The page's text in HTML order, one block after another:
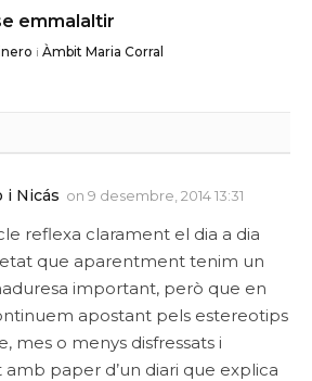
emmalaltir
i Àmbit Maria Corral
i Nicás on 9 desembre, 2014 13:31
reflexa clarament el dia a dia
que aparentment tenim un
important, però que en
apostant pels estereotips
mes o menys disfressats i
paper d’un diari que explica